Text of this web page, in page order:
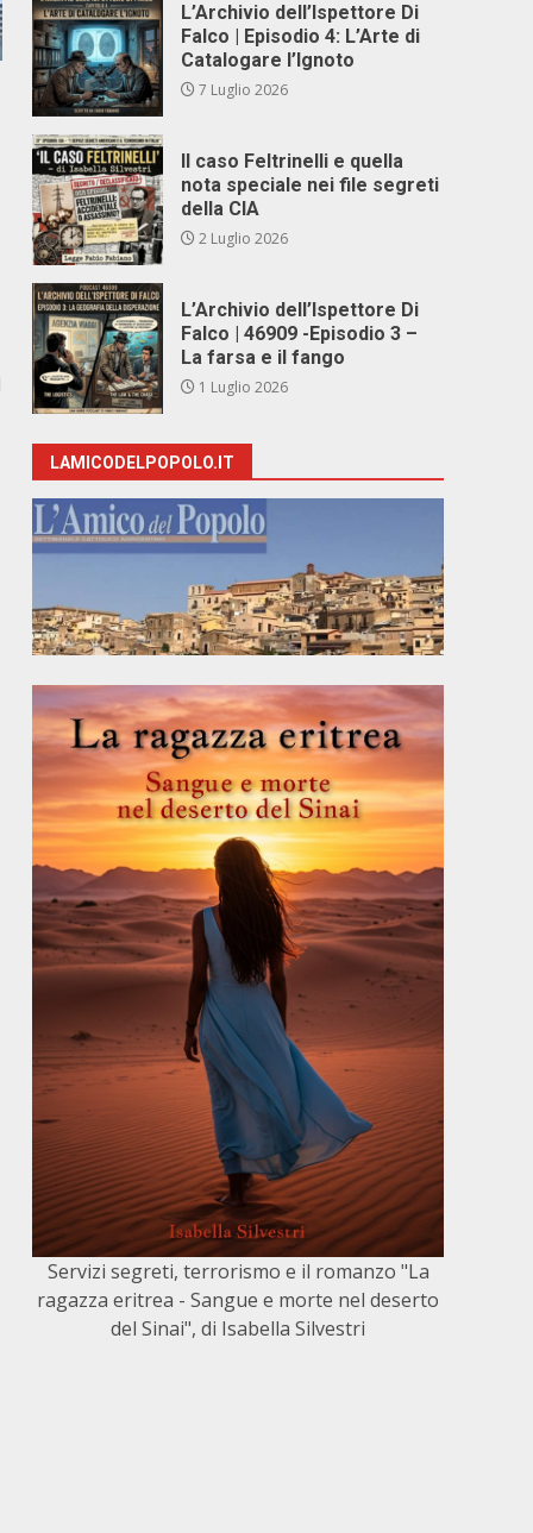
L’Archivio dell’Ispettore Di
Falco | Episodio 4: L’Arte di
Catalogare l’Ignoto
7 Luglio 2026
Il caso Feltrinelli e quella
nota speciale nei file segreti
della CIA
2 Luglio 2026
L’Archivio dell’Ispettore Di
Falco | 46909 -Episodio 3 –
La farsa e il fango
1 Luglio 2026
LAMICODELPOPOLO.IT
Servizi segreti, terrorismo e il romanzo "La
ragazza eritrea - Sangue e morte nel deserto
del Sinai", di Isabella Silvestri